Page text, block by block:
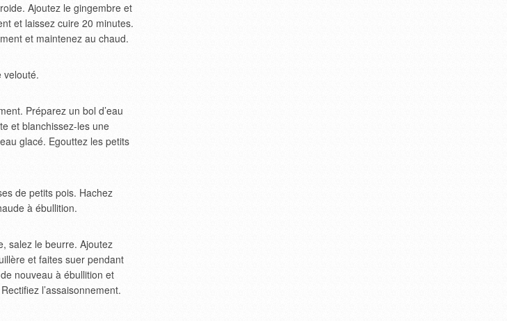
Ajoutez le gingembre et
et laissez cuire 20 minutes.
et maintenez au chaud.
velouté.
Préparez un bol d’eau
et blanchissez-les une
glacé. Egouttez les petits
de petits pois. Hachez
à ébullition.
salez le beurre. Ajoutez
et faites suer pendant
nouveau à ébullition et
l’assaisonnement.